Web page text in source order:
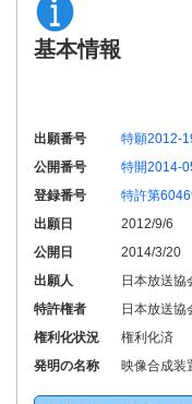
基本情報
出願番号
特願2012-
公開番号
特開2014-
登録番号
特許第
出願日
2012/9/6
公開日
2014/3/20
出願人
日本放送協
特許権者
日本放送協
権利化状況
権利化済
発明の名称
映像合成装